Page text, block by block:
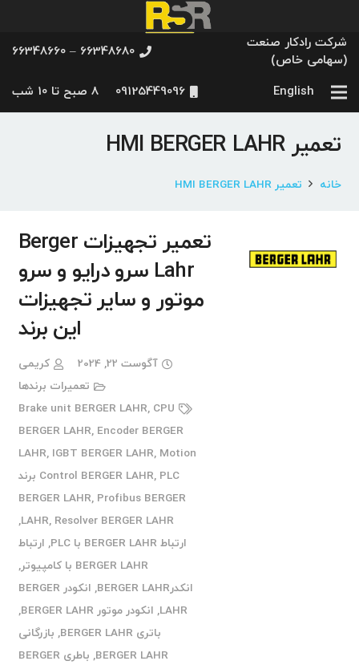
شرکت رادکار صنعت
(سهامی خاص)
66348680 – 66348660
English
09125449096 8 صبح تا 10 شب
تعمیر HMI BERGER LAHR
خانه تعمیر HMI BERGER LAHR
تعمیر تجهیزات Berger
Lahr سرو درایو و سرو
موتور و سایر تجهیزات
این برند
آگوست 22, 2024
کریمی
تعمیرات برندها
Brake unit BERGER LAHR, CPU
BERGER LAHR, Encoder BERGER
LAHR, IGBT BERGER LAHR, Motion
Control BERGER LAHR,
PLC برند
BERGER LAHR, Profibus BERGER
LAHR, Resolver BERGER LAHR
,
ارتباط BERGER LAHR با PLC
, ارتباط
BERGER LAHR با کامپیوتر
,
انکدرBERGER LAHR
,
انکودر BERGER
LAHR
, انکودر موتور BERGER LAHR
,
باتری BERGER LAHR
, بازرگانی
BERGER LAHR
,
باطری BERGER